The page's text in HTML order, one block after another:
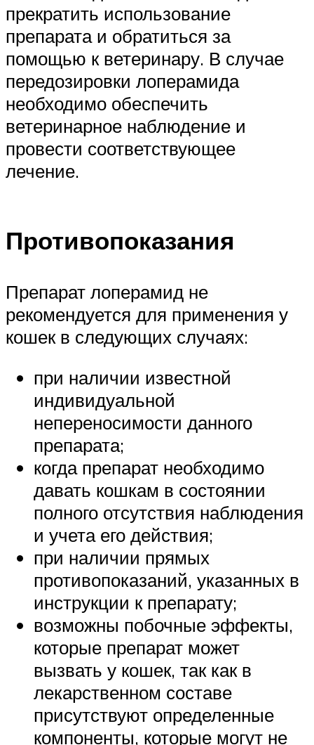
прекратить использование
препарата и обратиться за
помощью к ветеринару. В случае
передозировки лоперамида
необходимо обеспечить
ветеринарное наблюдение и
провести соответствующее
лечение.
Противопоказания
Препарат лоперамид не
рекомендуется для применения у
кошек в следующих случаях:
при наличии известной
индивидуальной
непереносимости данного
препарата;
когда препарат необходимо
давать кошкам в состоянии
полного отсутствия наблюдения
и учета его действия;
при наличии прямых
противопоказаний, указанных в
инструкции к препарату;
возможны побочные эффекты,
которые препарат может
вызвать у кошек, так как в
лекарственном составе
присутствуют определенные
компоненты, которые могут не